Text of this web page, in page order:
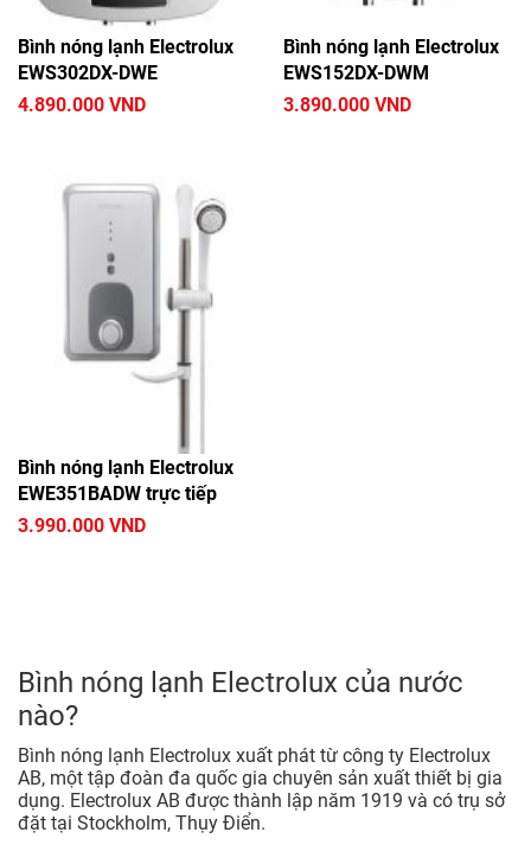
Bình nóng lạnh Electrolux
EWS302DX-DWE
4.890.000 VND
Bình nóng lạnh Electrolux
EWS152DX-DWM
3.890.000 VND
Bình nóng lạnh Electrolux
EWE351BADW trực tiếp
3.990.000 VND
Bình nóng lạnh Electrolux của nước
nào?
Bình nóng lạnh Electrolux xuất phát từ công ty Electrolux
AB, một tập đoàn đa quốc gia chuyên sản xuất thiết bị gia
dụng. Electrolux AB được thành lập năm 1919 và có trụ sở
đặt tại Stockholm, Thụy Điển.